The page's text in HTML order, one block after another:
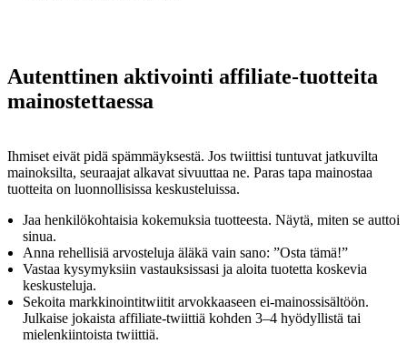
Autenttinen aktivointi affiliate-tuotteita
mainostettaessa
Ihmiset eivät pidä spämmäyksestä. Jos twiittisi tuntuvat jatkuvilta
mainoksilta, seuraajat alkavat sivuuttaa ne. Paras tapa mainostaa
tuotteita on luonnollisissa keskusteluissa.
Jaa henkilökohtaisia kokemuksia tuotteesta. Näytä, miten se auttoi
sinua.
Anna rehellisiä arvosteluja äläkä vain sano: ”Osta tämä!”
Vastaa kysymyksiin vastauksissasi ja aloita tuotetta koskevia
keskusteluja.
Sekoita markkinointitwiitit arvokkaaseen ei-mainossisältöön.
Julkaise jokaista affiliate-twiittiä kohden 3–4 hyödyllistä tai
mielenkiintoista twiittiä.